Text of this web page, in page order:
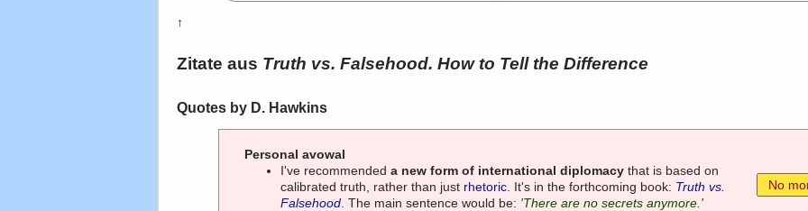
↑
Zitate aus Truth vs. Falsehood. How to Tell the Difference
Quotes by D. Hawkins
Personal avowal
No
I've recommendeda new form of international diplomacy that is based on
calibrated truth, rather than just rhetoric . It's in the forthcoming book: Truth vs.
Falsehood . The main sentence would be: 'There are no secrets anymore.'